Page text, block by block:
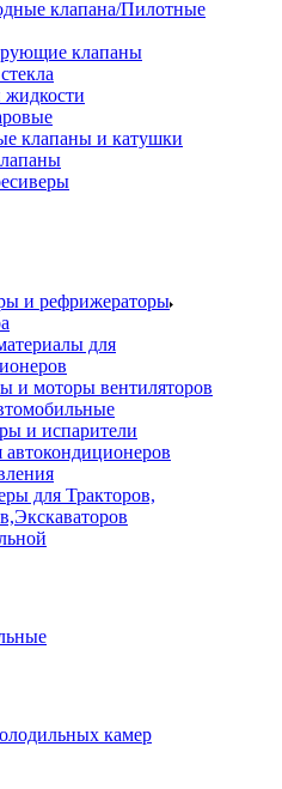
клапана/Пилотные
клапаны
жидкости
клапаны и катушки
и рефрижераторы
для
и моторы вентиляторов
и испарители
для Тракторов,
камер